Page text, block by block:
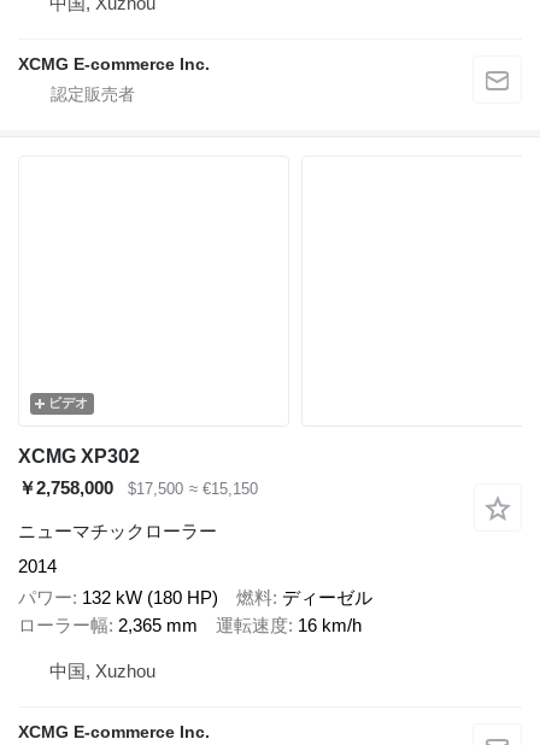
XCMG E-commerce Inc.
ビデオ
XCMG XP302
￥2,758,000
$17,500 ≈ €15,150
ニューマチックローラー
2014
パワー 132 kW (180 HP) 燃料 ディーゼル
ローラー幅 2,365 mm 運転速度 16 km/h
中国, Xuzhou
XCMG E-commerce Inc.